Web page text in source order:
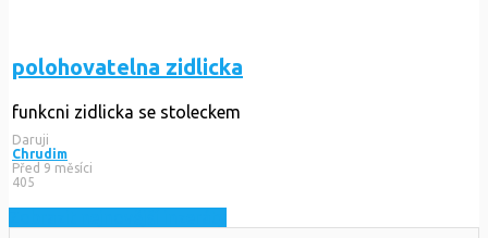
polohovatelna zidlicka
funkcni zidlicka se stoleckem
Daruji
Chrudim
Před 9 měsíci
405